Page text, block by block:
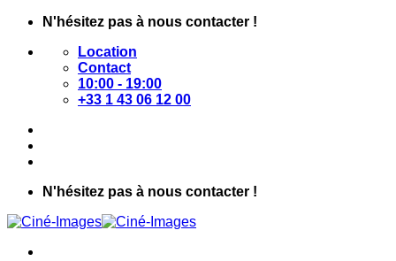
Passer
contenu
N'hésitez pas à nous contacter !
Location
Contact
10:00 - 19:00
+33 1 43 06 12 00
N'hésitez pas à nous contacter !